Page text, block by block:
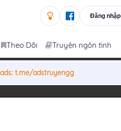
Đăng nhập
Theo Dõi Truyện ngôn tình
t.me/adstruyengg